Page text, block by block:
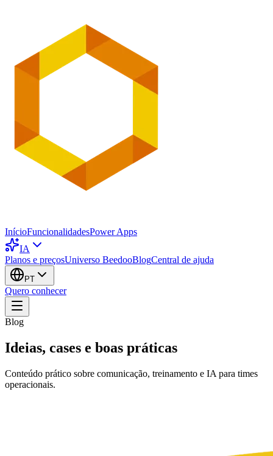
InícioFuncionalidadesPower Apps
IA
Planos e preçosUniverso BeedooBlogCentral de ajuda
PT
Quero conhecer
Blog
Ideias, cases e boas práticas
Conteúdo prático sobre comunicação, treinamento e IA para times
operacionais.